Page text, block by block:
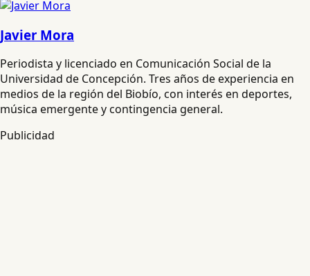
Javier Mora
Periodista y licenciado en Comunicación Social de la
Universidad de Concepción. Tres años de experiencia en
medios de la región del Biobío, con interés en deportes,
música emergente y contingencia general.
Publicidad